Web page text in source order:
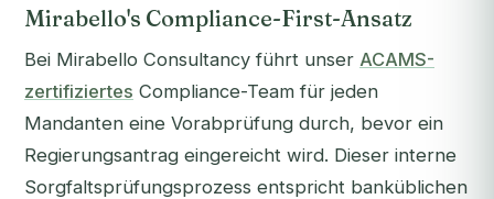
Mirabello's Compliance-First-Ansatz
Bei Mirabello Consultancy führt unser ACAMS-
zertifiziertes Compliance-Team für jeden
Mandanten eine Vorabprüfung durch, bevor ein
Regierungsantrag eingereicht wird. Dieser interne
Sorgfaltsprüfungsprozess entspricht banküblichen